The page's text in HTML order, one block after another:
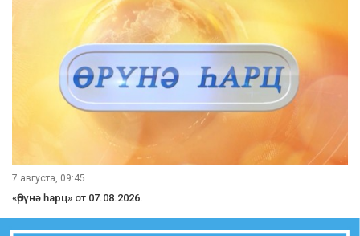
7 августа, 09:45
«Өрүнә һарц» от 07.08.2026.